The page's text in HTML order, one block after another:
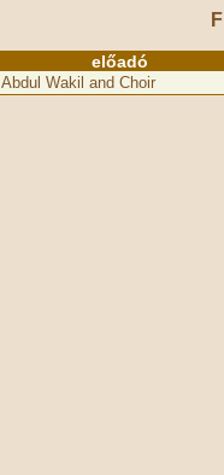
előadó
Abdul Wakil and Choir